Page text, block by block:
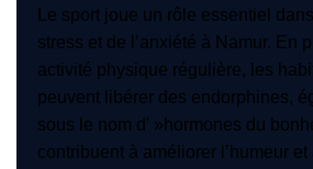
Le sport joue un rôle essentiel
stress et de l’anxiété à Namur. En
activité physique régulière, les
peuvent libérer des endorphines,
sous le nom d' »hormones du
contribuent à améliorer l’humeur